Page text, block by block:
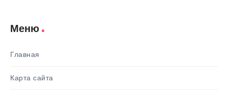
Меню
Главная
Карта сайта